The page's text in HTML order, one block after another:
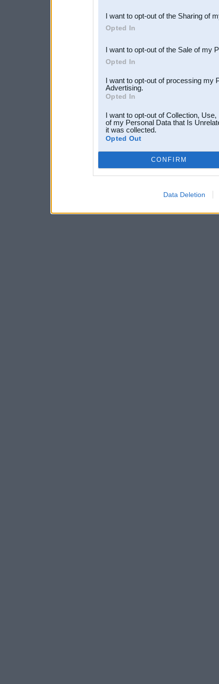
Downstream Participants
third parties.
I want to opt-out of the Sharing of
Opted In
I want to opt-out of the Sale of my
Opted In
I want to opt-out of processing my
Advertising.
Opted In
I want to opt-out of Collection,
of my Personal Data that Is
it was collected.
Opted Out
CONFIRM
Data Deletion